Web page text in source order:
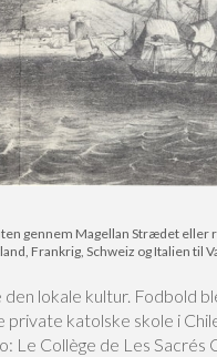
gennem Magellan Strædet
Frankrig, Schweiz og Italien til
lokale kultur. Fodbold
private katolske skole i
Le Collège de Les